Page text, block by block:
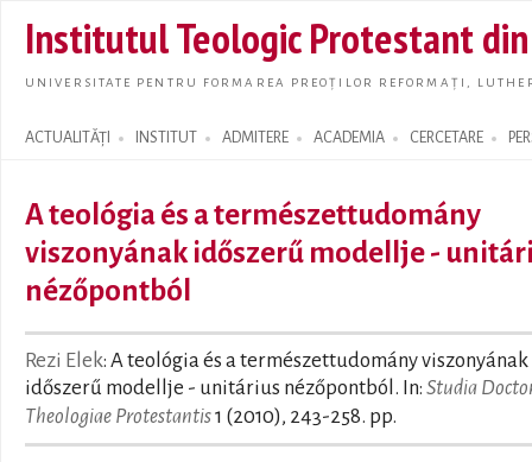
main
Institutul Teologic Protestant
UNIVERSITATE PENTRU FORMAREA PREOȚILOR REFORMAȚI,
ACTUALITĂȚI INSTITUT ADMITERE ACADEMIA CERCETARE
Search form
A teológia és a természettudomány
viszonyának időszerű modellje -
nézőpontból
Rezi Elek: A teológia és a természettudomány viszonyának
időszerű modellje - unitárius nézőpontból. In: Studia
Theologiae Protestantis1 (2010), 243-258. pp.